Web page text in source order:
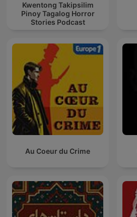
Kwentong Takipsilim
Pinoy Tagalog Horror
Stories Podcast
Au Coeur du Crime